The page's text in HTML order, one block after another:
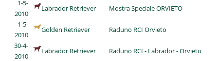
1-5-
2010
Labrador Retriever
Mostra Speciale ORVIETO
1-5-
2010
Golden Retriever
Raduno RCI Orvieto
30-4-
2010
Labrador Retriever
Raduno RCI - Labrador - Orvieto